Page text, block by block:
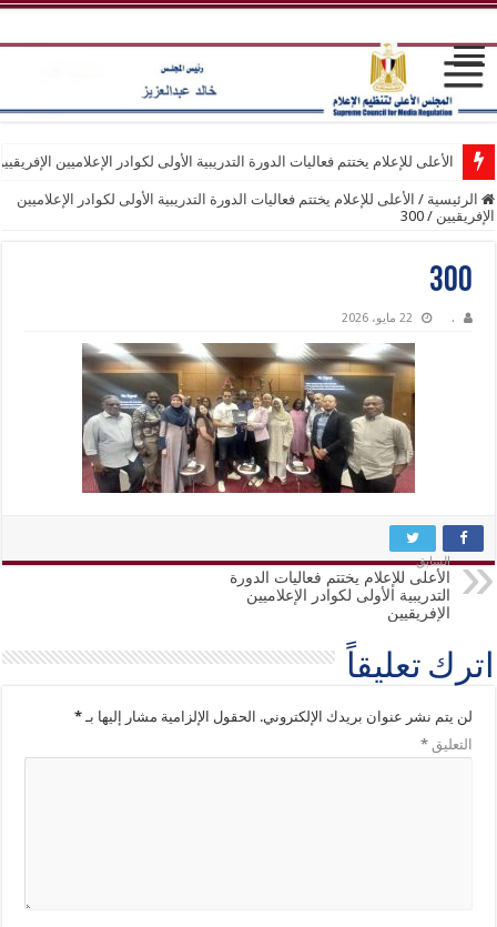
الأعلى للإعلام يختتم فعاليات الدورة التدريبية الأولى لكوادر الإعلاميين
الرئيسية / الأعلى للإعلام يختتم فعاليات الدورة التدريبية الأولى لكوادر الإعلاميين
الإفريقيين /
300
300
. 22 مايو، 2026
السابق
الأعلى للإعلام يختتم فعاليات الدورة
التدريبية الأولى لكوادر الإعلاميين
الإفريقيين
اترك تعليقاً
لن يتم نشر عنوان بريدك الإلكتروني. الحقول الإلزامية مشار إليها بـ*
التعليق*